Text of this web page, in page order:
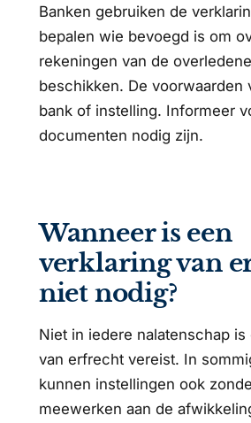
Banken gebruiken de
bepalen wie bevoegd is om
rekeningen van de
beschikken. De voorwaarden
bank of instelling. Informeer
documenten nodig zijn.
Wanneer is een
verklaring van
niet nodig?
Niet in iedere nalatenschap is
van erfrecht vereist. In
kunnen instellingen ook
meewerken aan de